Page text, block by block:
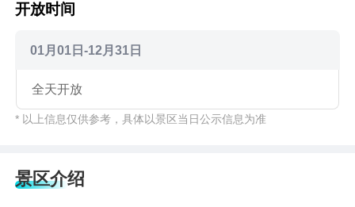
开放时间
01月01日-12月31日
全天开放
* 以上信息仅供参考，具体以景区当日公示信息为准
景区介绍